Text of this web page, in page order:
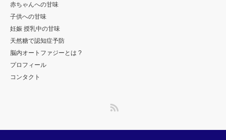
赤ちゃんへの甘味
子供への甘味
妊娠 授乳中の甘味
天然糖で認知症予防
脳内オートファジーとは ?
プロフィール
コンタクト